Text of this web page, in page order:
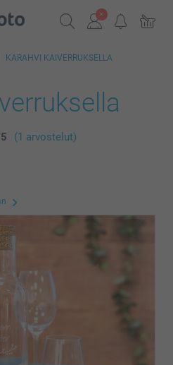
KARAHVI KAIVERRUKSELLA
5 (1 arvostelut)